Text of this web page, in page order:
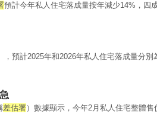
預計今年私人住宅落成量按年減少14%，四
預計2025年和2026年私人住宅落成量分別
差估署）數據顯示，今年2月私人住宅整體售